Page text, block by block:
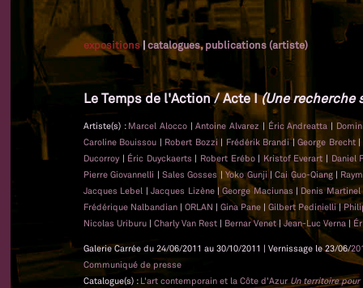
expositions|catalogues, publications (artiste)
Le Temps de l'Action / Acte I(Une recherche
Artiste(s) : Marcel Alocco |Antoine Alvarez | Éric Andreatta |
Caroline Bouissou | Robert Bozzi | Frédérik Brandi|George Brecht |
Ducorroy | Éric Duyckaerts | Robert Erébo | Kristof Everart | Daniel
Pierre Giovannelli |Sales Gosses |Yoko Gunji |Cai Guo-Qiang |
Jacques Lebel |Jacques Lizène |George Maciunas | Denis Martinel
Frédérique Nalbandian | ORLAN | Gina Pane | Gilbert Pedinielli|
Nicolas Uriburu | Charly Van Rest | Bernar Venet|Jean-Luc Verna |
Galerie Carrée du 24/06/2011 au 30/10/2011 | Vernissage le 23/06/
Communiqué de presse
Catalogue(s) : L'art contemporain et la Côte d'AzurUn territoire pour